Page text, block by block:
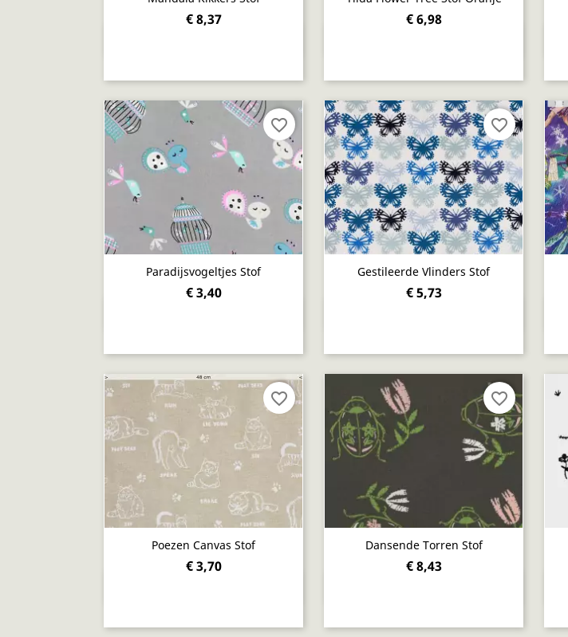
€ 8,37 € 6,98
Paradijsvogeltjes Stof
€ 3,40
favorite_border
Gestileerde Vlinders Stof
€ 5,73
favorite_border
Poezen Canvas Stof
€ 3,70
favorite_border
Dansende Torren Stof
€ 8,43
favorite_border